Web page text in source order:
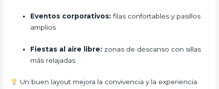
Eventos corporativos: filas confortables y pasillos
amplios
Fiestas al aire libre: zonas de descanso con sillas
más relajadas
Un buen layout mejora la convivencia y la experiencia.